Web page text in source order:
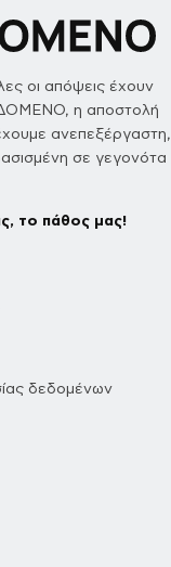
οι απόψεις έχουν
η αποστολή
ανεπεξέργαστη,
σε γεγονότα
το πάθος μας!
δεδομένων